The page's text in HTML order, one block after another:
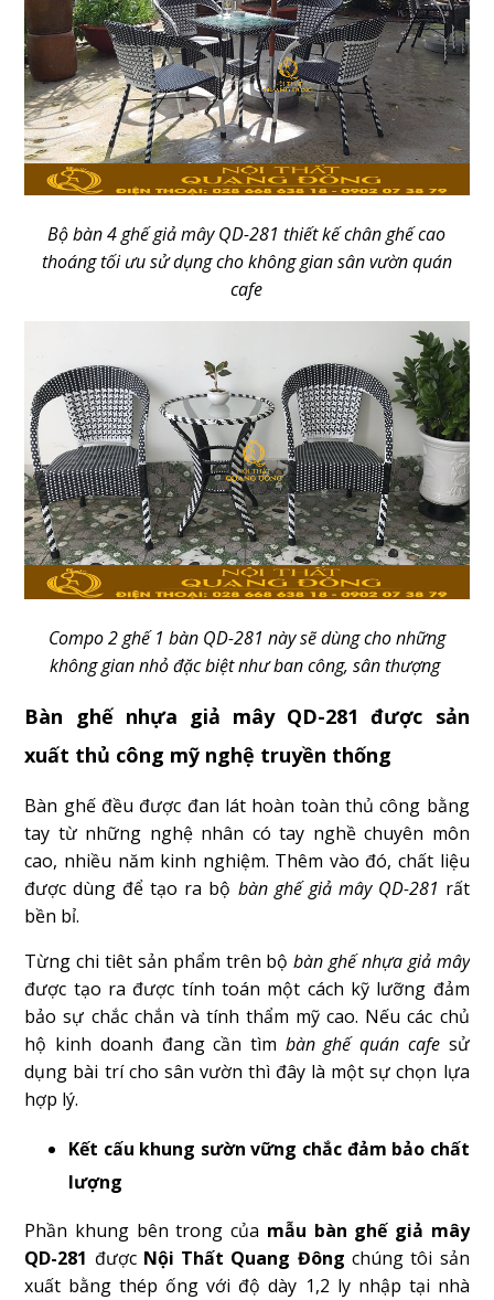
Bộ bàn 4 ghế giả mây QD-281 thiết kế chân ghế cao
thoáng tối ưu sử dụng cho không gian sân vườn quán
cafe
Compo 2 ghế 1 bàn QD-281 này sẽ dùng cho những
không gian nhỏ đặc biệt như ban công, sân thượng
Bàn ghế nhựa giả mây QD-281 được sản
xuất thủ công mỹ nghệ truyền thống
Bàn ghế đều được đan lát hoàn toàn thủ công bằng
tay từ những nghệ nhân có tay nghề chuyên môn
cao, nhiều năm kinh nghiệm. Thêm vào đó, chất liệu
được dùng để tạo ra bộ bàn ghế giả mây QD-281 rất
bền bỉ.
Từng chi tiêt sản phẩm trên bộbàn ghế nhựa giả mây
được tạo ra được tính toán một cách kỹ lưỡng đảm
bảo sự chắc chắn và tính thẩm mỹ cao. Nếu các chủ
hộ kinh doanh đang cần tìm bàn ghế quán cafe sử
dụng bài trí cho sân vườn thì đây là một sự chọn lựa
hợp lý.
Kết cấu khung sườn vững chắc đảm bảo chất
lượng
Phần khung bên trong của mẫu bàn ghế giả mây
QD-281 được Nội Thất Quang Đông chúng tôi sản
xuất bằng thép ống với độ dày 1,2 ly nhập tại nhà